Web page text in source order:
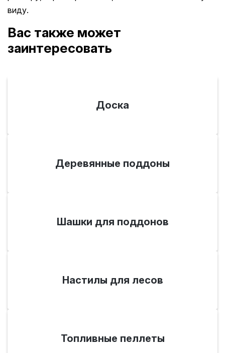
виду.
Вас также может
заинтересовать
Доска
Деревянные поддоны
Шашки для поддонов
Настилы для лесов
Топливные пеллеты